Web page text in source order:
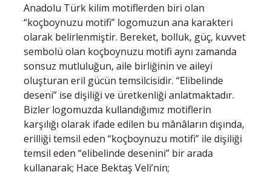
Anadolu Türk kilim motiflerden biri olan
“koçboynuzu motifi” logomuzun ana karakteri
olarak belirlenmiştir. Bereket, bolluk, güç, kuvvet
sembolü olan koçboynuzu motifi aynı zamanda
sonsuz mutluluğun, aile birliğinin ve aileyi
oluşturan eril gücün temsilcisidir. “Elibelinde
deseni” ise dişiliği ve üretkenliği anlatmaktadır.
Bizler logomuzda kullandığımız motiflerin
karşılığı olarak ifade edilen bu mânâların dışında,
erilliği temsil eden “koçboynuzu motifi” ile dişiliği
temsil eden “elibelinde desenini” bir arada
kullanarak; Hace Bektaş Veli’nin;